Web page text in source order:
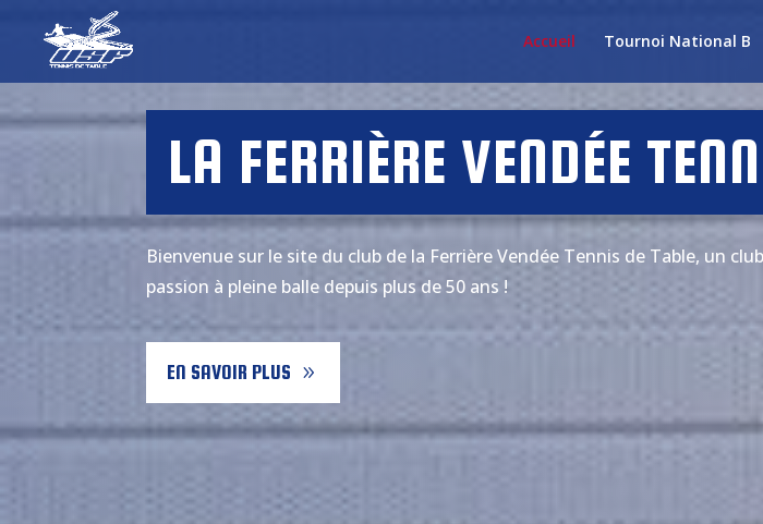
Accueil Tournoi National B
LA FERRIÈRE VENDÉE
Bienvenue sur le site du club de la Ferrière Vendée Tennis de Table, un
passion à pleine balle depuis plus de 50 ans !
EN SAVOIR PLUS